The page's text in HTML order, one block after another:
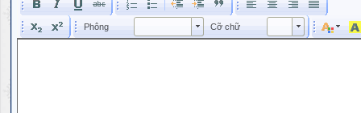
Phông Phông Cỡ chữ Kích cỡ phông